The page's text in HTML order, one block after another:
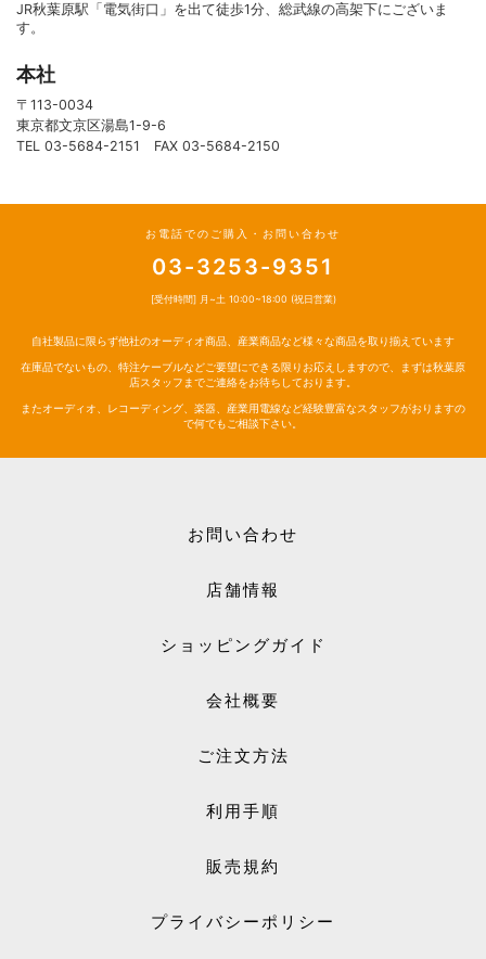
JR秋葉原駅「電気街口」を出て徒歩1分、総武線の高架下にございま
す。
本社
〒113-0034
東京都文京区湯島1-9-6
TEL 03-5684-2151 FAX 03-5684-2150
お電話でのご購入・お問い合わせ
03-3253-9351
[受付時間] 月~土 10:00~18:00 (祝日営業)
自社製品に限らず他社のオーディオ商品、産業商品など様々な商品を取り揃えています
在庫品でないもの、特注ケーブルなどご要望にできる限りお応えしますので、まずは秋葉原
店スタッフまでご連絡をお待ちしております。
またオーディオ、レコーディング、楽器、産業用電線など経験豊富なスタッフがおりますの
で何でもご相談下さい。
お問い合わせ
店舗情報
ショッピングガイド
会社概要
ご注文方法
利用手順
販売規約
プライバシーポリシー